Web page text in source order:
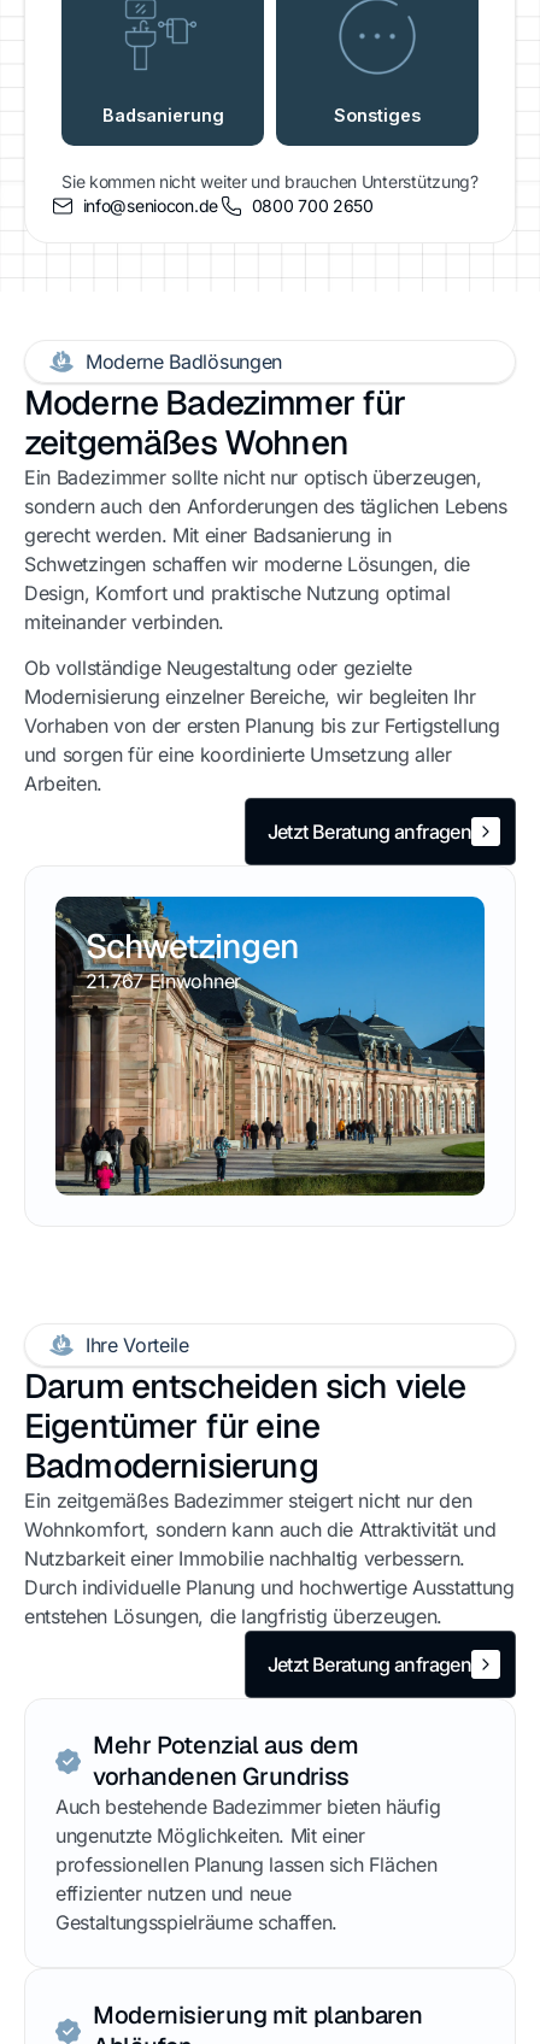
Sie kommen nicht weiter und brauchen Unterstützung?
info@seniocon.de
0800 700 2650
Schwetzingen
21.767 Einwohner
Moderne Badlösungen
Moderne Badezimmer für
zeitgemäßes Wohnen
Ein Badezimmer sollte nicht nur optisch überzeugen,
sondern auch den Anforderungen des täglichen Lebens
gerecht werden. Mit einer Badsanierung in
Schwetzingen schaffen wir moderne Lösungen, die
Design, Komfort und praktische Nutzung optimal
miteinander verbinden.
Ob vollständige Neugestaltung oder gezielte
Modernisierung einzelner Bereiche, wir begleiten Ihr
Vorhaben von der ersten Planung bis zur Fertigstellung
und sorgen für eine koordinierte Umsetzung aller
Arbeiten.
Jetzt Beratung anfragen
Ihre Vorteile
Darum entscheiden sich viele
Eigentümer für eine
Badmodernisierung
Ein zeitgemäßes Badezimmer steigert nicht nur den
Wohnkomfort, sondern kann auch die Attraktivität und
Nutzbarkeit einer Immobilie nachhaltig verbessern.
Durch individuelle Planung und hochwertige Ausstattung
entstehen Lösungen, die langfristig überzeugen.
Jetzt Beratung anfragen
Mehr Potenzial aus dem
vorhandenen Grundriss
Auch bestehende Badezimmer bieten häufig
ungenutzte Möglichkeiten. Mit einer
professionellen Planung lassen sich Flächen
effizienter nutzen und neue
Gestaltungsspielräume schaffen.
Modernisierung mit planbaren